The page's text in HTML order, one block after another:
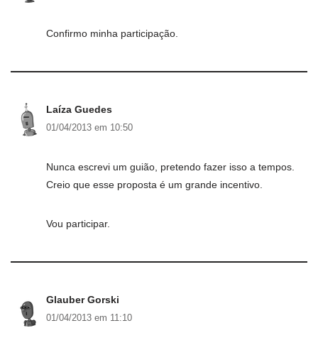
Confirmo minha participação.
Laíza Guedes
01/04/2013 em 10:50
Nunca escrevi um guião, pretendo fazer isso a tempos.
Creio que esse proposta é um grande incentivo.
Vou participar.
Glauber Gorski
01/04/2013 em 11:10